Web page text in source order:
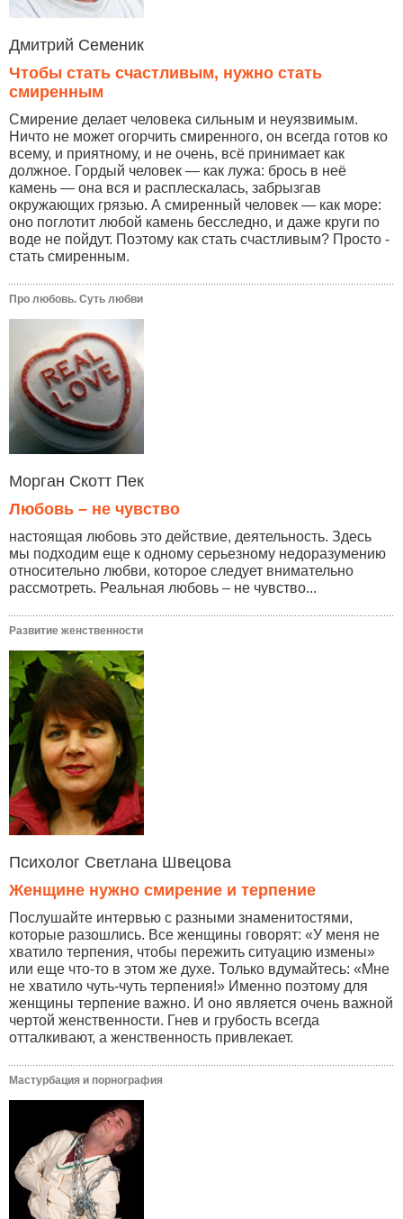
Дмитрий Семеник
Чтобы стать счастливым, нужно стать
смиренным
Смирение делает человека сильным и неуязвимым.
Ничто не может огорчить смиренного, он всегда готов ко
всему, и приятному, и не очень, всё принимает как
должное. Гордый человек — как лужа: брось в неё
камень — она вся и расплескалась, забрызгав
окружающих грязью. А смиренный человек — как море:
оно поглотит любой камень бесследно, и даже круги по
воде не пойдут. Поэтому как стать счастливым? Просто -
стать смиренным.
Про любовь. Суть любви
Морган Скотт Пек
Любовь – не чувство
настоящая любовь это действие, деятельность. Здесь
мы подходим еще к одному серьезному недоразумению
относительно любви, которое следует внимательно
рассмотреть. Реальная любовь – не чувство...
Развитие женственности
Психолог Светлана Швецова
Женщине нужно смирение и терпение
Послушайте интервью с разными знаменитостями,
которые разошлись. Все женщины говорят: «У меня не
хватило терпения, чтобы пережить ситуацию измены»
или еще что-то в этом же духе. Только вдумайтесь: «Мне
не хватило чуть-чуть терпения!» Именно поэтому для
женщины терпение важно. И оно является очень важной
чертой женственности. Гнев и грубость всегда
отталкивают, а женственность привлекает.
Мастурбация и порнография